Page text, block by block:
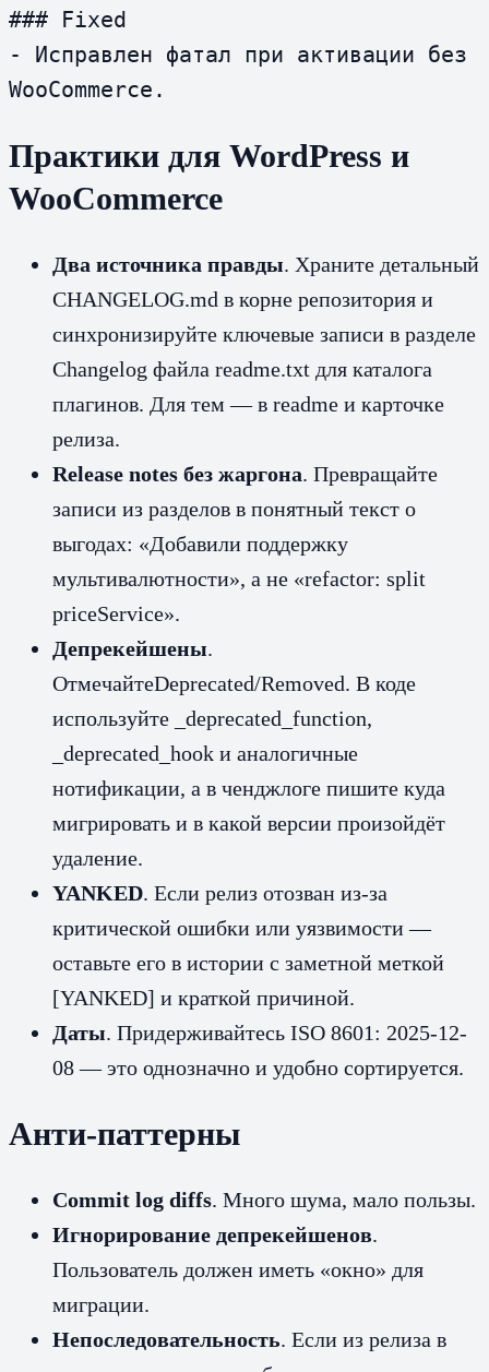
### Fixed
- Исправлен фатал при активации без
Практики для WordPress и
WooCommerce
Два источника правды. Храните детальный
CHANGELOG.md в корне репозитория и
синхронизируйте ключевые записи в разделе
Changelog файла readme.txt для каталога
плагинов. Для тем — в readme и карточке
релиза.
Release notes без жаргона. Превращайте
записи из разделов в понятный текст о
выгодах: «Добавили поддержку
мультивалютности», а не «refactor: split
priceService».
Депрекейшены.
ОтмечайтеDeprecated/Removed. В коде
используйте _deprecated_function,
_deprecated_hook и аналогичные
нотификации, а в ченджлоге пишите куда
мигрировать и в какой версии произойдёт
удаление.
YANKED. Если релиз отозван из‑за
критической ошибки или уязвимости —
оставьте его в истории с заметной меткой
[YANKED] и краткой причиной.
Даты. Придерживайтесь ISO 8601: 2025-12-
08 — это однозначно и удобно сортируется.
Анти‑паттерны
Commit log diffs. Много шума, мало пользы.
Игнорирование депрекейшенов.
Пользователь должен иметь «окно» для
миграции.
Непоследовательность. Если из релиза в